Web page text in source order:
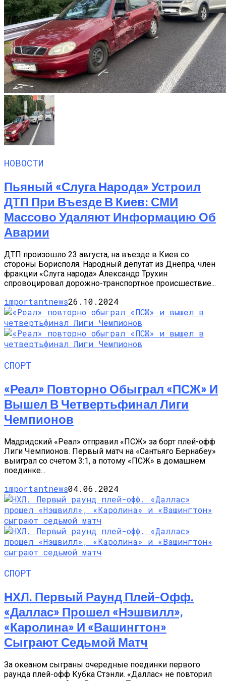
НОВОСТИ
Пьяный «слуга Народа» Устроил
ДТП При Въезде В Киев: СМИ
Массово Удаляют Информацию Об
Аварии
ДТП произошло 23 августа, на въезде в Киев со
стороны Борисполя. Народный депутат из Днепра, член
фракции «Слуга народа» Александр Трухин
спровоцировал дорожно-транспортное происшествие...
importantnews26.10.2024
СПОРТ
«Реал» Повторно Обыграл «ПСЖ» И
Вышел В Четвертьфинал Лиги
Чемпионов
Мадридский «Реал» отправил «ПСЖ» за борт плей-офф
Лиги Чемпионов. Первый матч на «Сантьяго Бернабеу»
выиграл со счетом 3:1, а потому «ПСЖ» в домашнем
поединке...
importantnews04.06.2024
СПОРТ
НХЛ. Первый Раунд Плей-Офф.
«Даллас» Прошел «Нэшвилл»,
«Каролина» И «Вашингтон»
Сыграют Седьмой Матч
За океаном сыграны очередные поединки первого
раунда плей-офф Кубка Стэнли. «Даллас» не повторил